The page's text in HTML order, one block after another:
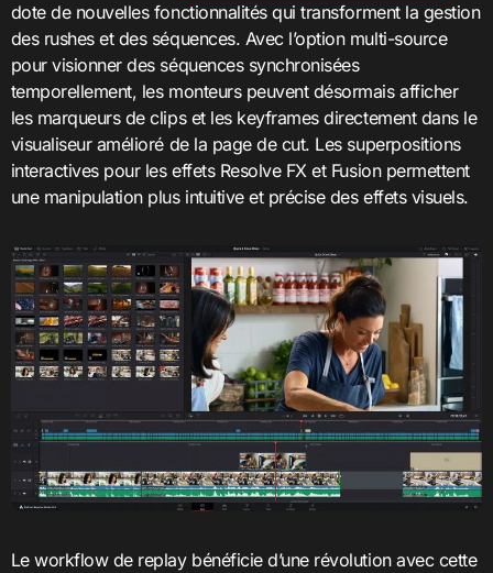
dote de nouvelles fonctionnalités qui transforment la gestion
des rushes et des séquences. Avec l’option multi-source
pour visionner des séquences synchronisées
temporellement, les monteurs peuvent désormais afficher
les marqueurs de clips et les keyframes directement dans le
visualiseur amélioré de la page de cut. Les superpositions
interactives pour les effets Resolve FX et Fusion permettent
une manipulation plus intuitive et précise des effets visuels.
Le workflow de replay bénéficie d’une révolution avec cette